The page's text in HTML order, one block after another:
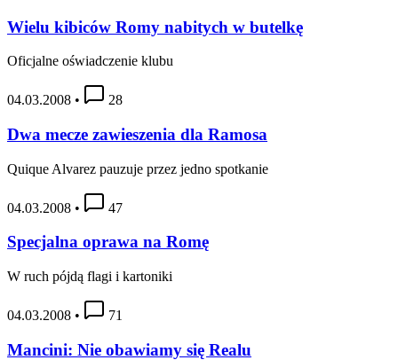
Wielu kibiców Romy nabitych w butelkę
Oficjalne oświadczenie klubu
04.03.2008 • 28
Dwa mecze zawieszenia dla Ramosa
Quique Alvarez pauzuje przez jedno spotkanie
04.03.2008 • 47
Specjalna oprawa na Romę
W ruch pójdą flagi i kartoniki
04.03.2008 • 71
Mancini: Nie obawiamy się Realu